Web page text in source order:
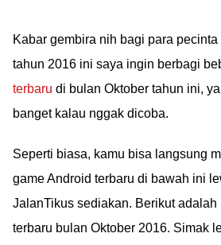
Kabar gembira nih bagi para
tahun 2016 ini saya ingin berbagi
terbaru di bulan Oktober tahun ini,
banget kalau nggak dicoba.
Seperti biasa, kamu bisa langsung
game Android terbaru di bawah ini
JalanTikus sediakan. Berikut adalah
terbaru bulan Oktober 2016. Simak